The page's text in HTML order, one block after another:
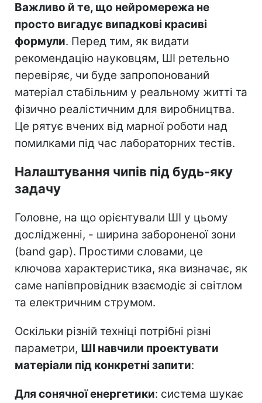
Важливо й те, що нейромережа не
просто вигадує випадкові красиві
формули. Перед тим, як видати
рекомендацію науковцям, ШІ ретельно
перевіряє, чи буде запропонований
матеріал стабільним у реальному житті та
фізично реалістичним для виробництва.
Це рятує вчених від марної роботи над
помилками під час лабораторних тестів.
Налаштування чипів під будь-яку
задачу
Головне, на що орієнтували ШІ у цьому
дослідженні, - ширина забороненої зони
(band gap). Простими словами, це
ключова характеристика, яка визначає, як
саме напівпровідник взаємодіє зі світлом
та електричним струмом.
Оскільки різній техніці потрібні різні
параметри, ШІ навчили проектувати
матеріали під конкретні запити:
Для сонячної енергетики: система шукає